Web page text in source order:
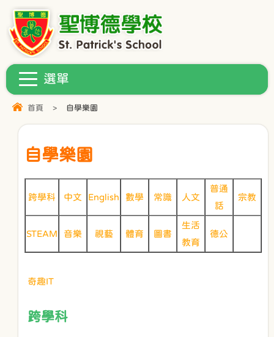
首頁 > 自學樂園
自學樂園
跨學科 中文 English 數學 常識 人文
普通
話
宗教
STEAM 音樂 視藝 體育 圖書
生活
教育
德公
奇趣IT
跨學科